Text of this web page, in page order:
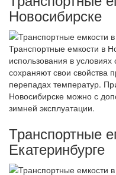
Новосибирске
Транспортные емкости в
использования в
сохраняют свои свойства
перепадах температур.
Новосибирске можно с
зимней эксплуатации.
Транспортные
Екатеринбурге